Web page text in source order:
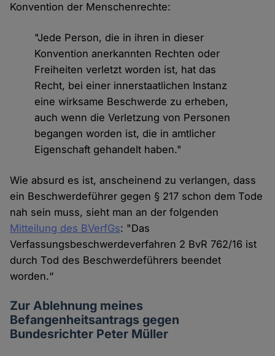
Konvention der Menschenrechte:
"Jede Person, die in ihren in dieser
Konvention anerkannten Rechten oder
Freiheiten verletzt worden ist, hat das
Recht, bei einer innerstaatlichen Instanz
eine wirksame Beschwerde zu erheben,
auch wenn die Verletzung von Personen
begangen worden ist, die in amtlicher
Eigenschaft gehandelt haben."
Wie absurd es ist, anscheinend zu verlangen, dass
ein Beschwerdeführer gegen § 217 schon dem Tode
nah sein muss, sieht man an der folgenden
Mitteilung des BVerfGs: "Das
Verfassungsbeschwerdeverfahren 2 BvR 762/16 ist
durch Tod des Beschwerdeführers beendet
worden.“
Zur Ablehnung meines
Befangenheitsantrags gegen
Bundesrichter Peter Müller